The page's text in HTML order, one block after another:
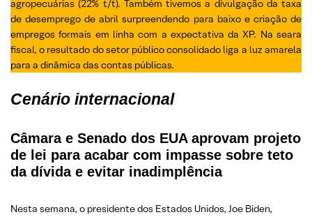
agropecuárias (22% t/t). Também tivemos a divulgação da taxa
de desemprego de abril surpreendendo para baixo e criação de
empregos formais em linha com a expectativa da XP. Na seara
fiscal, o resultado do setor público consolidado liga a luz amarela
para a dinâmica das contas públicas.
Cenário internacional
Câmara e Senado dos EUA aprovam projeto
de lei para acabar com impasse sobre teto
da dívida e evitar inadimplência
Nesta semana, o presidente dos Estados Unidos, Joe Biden,